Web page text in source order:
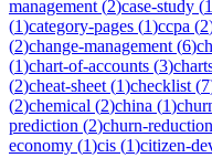
management (2)case-study (
(1)category-pages (1)ccpa (2
(2)change-management (6)
(1)chart-of-accounts (3)
(2)cheat-sheet (1)checklist (7
(2)chemical (2)china (1)
prediction (2)churn-reduction
economy (1)cis (1)citizen-